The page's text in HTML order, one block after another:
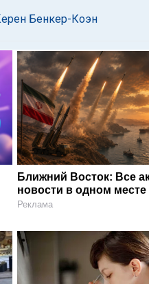
Бенкер-Коэн
Ближний Восток: Все
новости в одном месте
Реклама